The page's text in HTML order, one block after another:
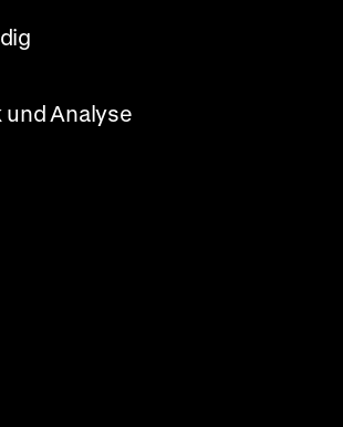
Schwarz-Weiß. Die offizielle
darin „kein Bekenntnis zu unserer
tief fundierte ethische
Parteilichkeit" und nahm den Film
aus den Kinos. „Was immer es
was man hierzulande Sozialismus
ist im Film gestellt, ob der
da sei oder der
Menschen?“ (Günter Sobe,
und Analyse